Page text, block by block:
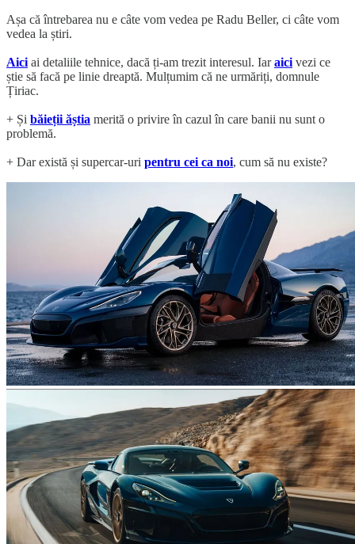
Așa că întrebarea nu e câte vom vedea pe Radu Beller, ci câte vom
vedea la știri.
Aici ai detaliile tehnice, dacă ți-am trezit interesul. Iaraici vezi ce
știe să facă pe linie dreaptă. Mulțumim că ne urmăriți, domnule
Țiriac.
+ Și băieții ăștia merită o privire în cazul în care banii nu sunt o
problemă.
+ Dar există și supercar-uri pentru cei ca noi, cum să nu existe?